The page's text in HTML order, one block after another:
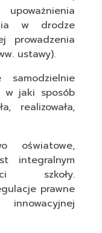
w drodze
prowadzenia
ustawy).
samodzielnie
w jaki sposób
realizowała,
oświatowe,
integralnym
szkoły.
prawne